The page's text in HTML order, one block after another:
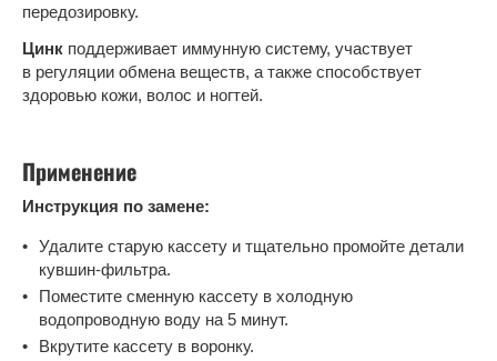
передозировку.
Цинк поддерживает иммунную систему, участвует
в регуляции обмена веществ, а также способствует
здоровью кожи, волос и ногтей.
Применение
Инструкция по замене:
Удалите старую кассету и тщательно промойте детали
кувшин-фильтра.
Поместите сменную кассету в холодную
водопроводную воду на 5 минут.
Вкрутите кассету в воронку.